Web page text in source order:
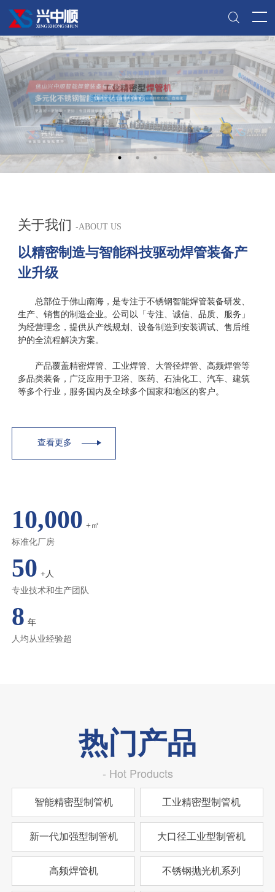
关于我们-ABOUT US
以精密制造与智能科技驱动焊管装备产
业升级
总部位于佛山南海，是专注于不锈钢智能焊管装备研发、
生产、销售的制造企业。公司以「专注、诚信、品质、服务」
为经营理念，提供从产线规划、设备制造到安装调试、售后维
护的全流程解决方案。
产品覆盖精密焊管、工业焊管、大管径焊管、高频焊管等
多品类装备，广泛应用于卫浴、医药、石油化工、汽车、建筑
等多个行业，服务国内及全球多个国家和地区的客户。
查看更多
10,000 +㎡
标准化厂房
50 +人
专业技术和生产团队
8 年
人均从业经验超
热门产品
- Hot Products
智能精密型制管机 工业精密型制管机
新一代加强型制管机 大口径工业型制管机
高频焊管机 不锈钢抛光机系列